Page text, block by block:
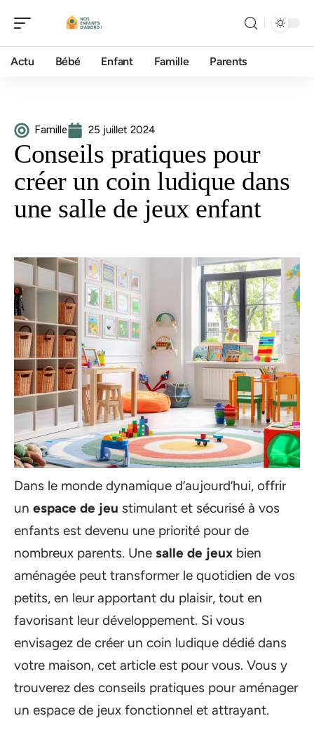
Actu Bébé Enfant Famille Parents
Famille 25 juillet 2024
Conseils pratiques pour
créer un coin ludique dans
une salle de jeux enfant
Dans le monde dynamique d’aujourd’hui, offrir
un espace de jeu stimulant et sécurisé à vos
enfants est devenu une priorité pour de
nombreux parents. Une salle de jeux bien
aménagée peut transformer le quotidien de vos
petits, en leur apportant du plaisir, tout en
favorisant leur développement. Si vous
envisagez de créer un coin ludique dédié dans
votre maison, cet article est pour vous. Vous y
trouverez des conseils pratiques pour aménager
un espace de jeux fonctionnel et attrayant.